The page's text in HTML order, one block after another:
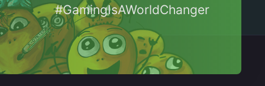
#GamingIsAWorldChanger